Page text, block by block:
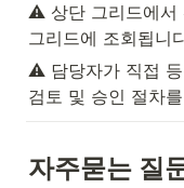
⚠️ 상단 그리드에서
그리드에 조회됩니
⚠️ 담당자가 직접
검토 및 승인 절차
자주묻는 질